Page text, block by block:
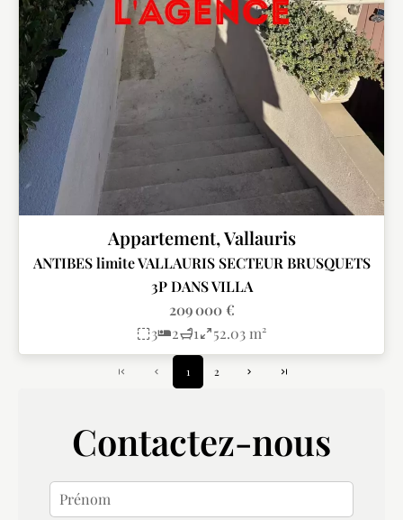
Appartement, Vallauris
ANTIBES limite VALLAURIS SECTEUR BRUSQUETS
3P DANS VILLA
209 000 €
3
2 1 52.03 m²
1 2
Contactez-nous